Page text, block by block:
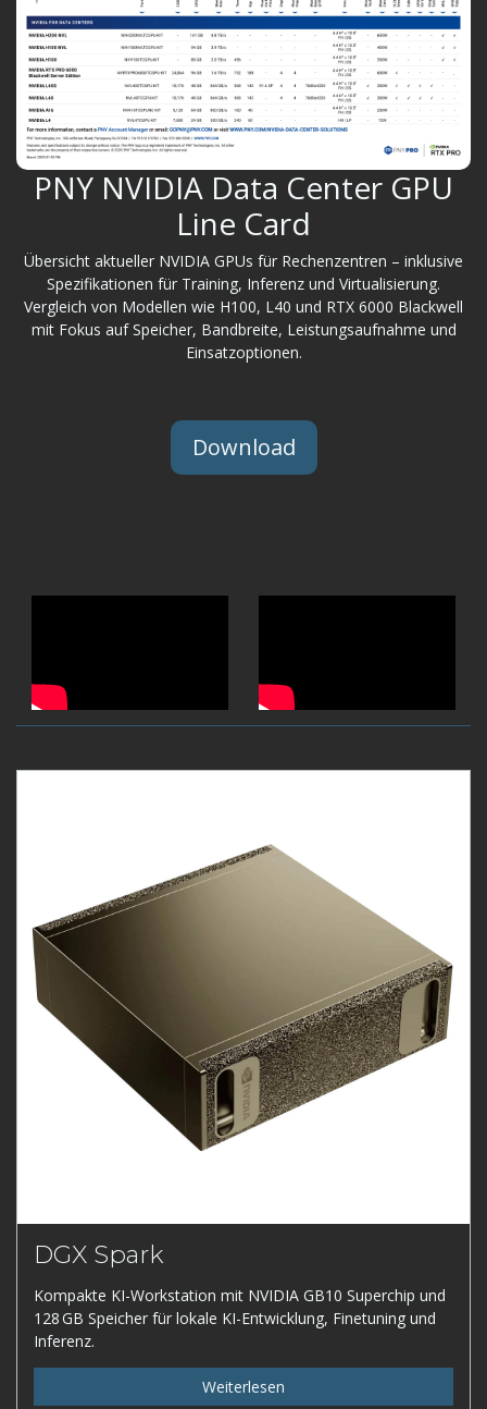
PNY NVIDIA Data Center GPU
Line Card
Übersicht aktueller NVIDIA GPUs für Rechenzentren – inklusive
Spezifikationen für Training, Inferenz und Virtualisierung.
Vergleich von Modellen wie H100, L40 und RTX 6000 Blackwell
mit Fokus auf Speicher, Bandbreite, Leistungsaufnahme und
Einsatzoptionen.
Download
DGX Spark
Kompakte KI-Workstation mit NVIDIA GB10 Superchip und
128 GB Speicher für lokale KI-Entwicklung, Finetuning und
Inferenz.
Weiterlesen